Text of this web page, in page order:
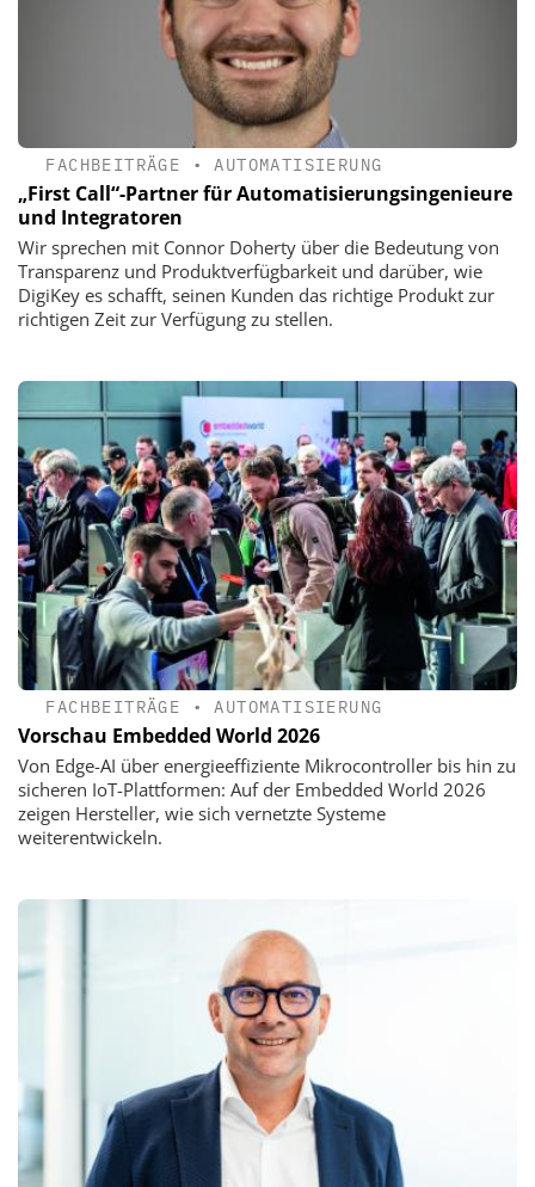
FACHBEITRÄGE •AUTOMATISIERUNG
„First Call“-Partner für ­Automatisierungsingenieure
und Integratoren
Wir sprechen mit Connor Doherty über die Bedeutung von
Transparenz und Produktverfügbarkeit und darüber, wie
DigiKey es schafft, seinen Kunden das richtige Produkt zur
richtigen Zeit zur Verfügung zu stellen.
FACHBEITRÄGE •AUTOMATISIERUNG
Vorschau Embedded World 2026
Von Edge-AI über energieeffiziente Mikrocontroller bis hin zu
sicheren IoT-Plattformen: Auf der Embedded World 2026
zeigen Hersteller, wie sich vernetzte Systeme
weiterentwickeln.